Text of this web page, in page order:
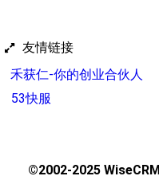
友情链接
禾获仁-你的创业合伙人
53快服
©2002-2025 WiseCRM